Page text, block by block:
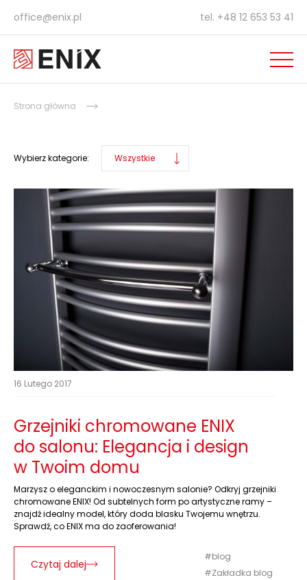
office@enix.pl tel. +48 12 653 53 41
Strona główna
Wybierz kategorie: Wszystkie
16 Lutego 2017
Grzejniki chromowane ENIX
do salonu: Elegancja i design
w Twoim domu
Marzysz o eleganckim i nowoczesnym salonie? Odkryj grzejniki
chromowane ENIX! Od subtelnych form po artystyczne ramy –
znajdź idealny model, który doda blasku Twojemu wnętrzu.
Sprawdź, co ENIX ma do zaoferowania!
Czytaj dalej
blog
Zakładka blog